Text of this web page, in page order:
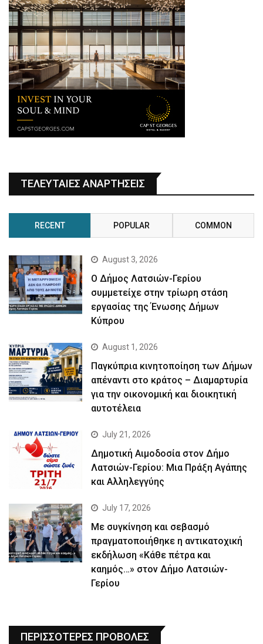
ΤΕΛΕΥΤΑΙΕΣ ΑΝΑΡΤΗΣΕΙΣ
RECENT POPULAR COMMON
August 3, 2026
Ο Δήμος Λατσιών-Γερίου
συμμετείχε στην τρίωρη στάση
εργασίας της Ένωσης Δήμων
Κύπρου
August 1, 2026
Παγκύπρια κινητοποίηση των Δήμων
απέναντι στο κράτος – Διαμαρτυρία
για την οικονομική και διοικητική
αυτοτέλεια
July 21, 2026
Δημοτική Αιμοδοσία στον Δήμο
Λατσιών-Γερίου: Μια Πράξη Αγάπης
και Αλληλεγγύης
July 17, 2026
Με συγκίνηση και σεβασμό
πραγματοποιήθηκε η αντικατοχική
εκδήλωση «Κάθε πέτρα και
καημός…» στον Δήμο Λατσιών-
Γερίου
ΠΕΡΙΣΣΟΤΕΡΕΣ ΠΡΟΒΟΛΕΣ